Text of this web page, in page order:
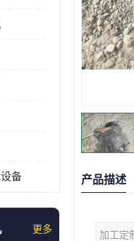
备
更多
产品描述
加工定